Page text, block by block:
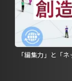
「編集力」と「